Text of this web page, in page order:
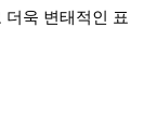
욱 변태적인 표